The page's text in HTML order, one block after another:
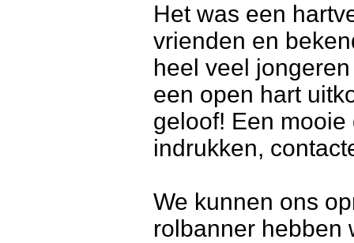
Het was een
vrienden en
heel veel
een open hart
geloof! Een
indrukken,
We kunnen ons
rolbanner hebben